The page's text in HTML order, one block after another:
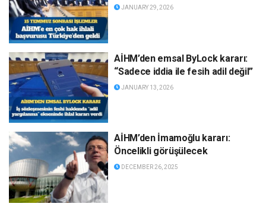
JANUARY 29, 2026
AİHM’den emsal ByLock kararı:
“Sadece iddia ile fesih adil değil”
JANUARY 13, 2026
AİHM’den İmamoğlu kararı:
Öncelikli görüşülecek
DECEMBER 26, 2025